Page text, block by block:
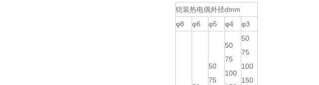
铠装热电偶外径dmm
φ8
φ6 φ5 φ4 φ3
50
75
50
75
100
50
75
100
150